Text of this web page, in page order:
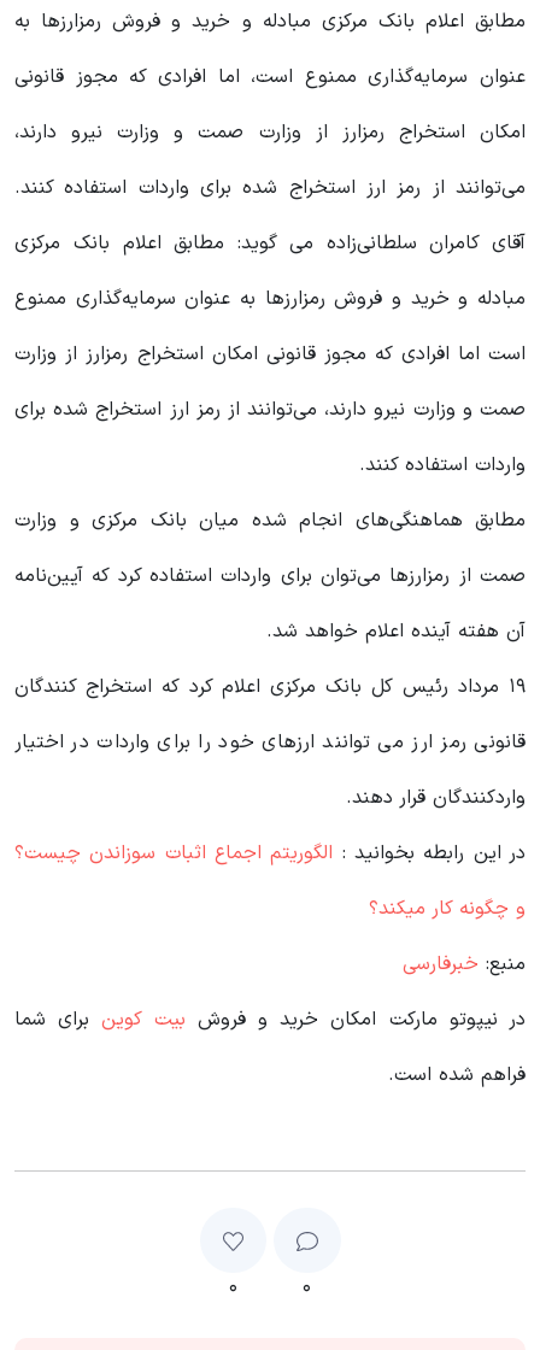
مطابق اعلام بانک مرکزی مبادله و خرید و فروش رمزارزها به
عنوان سرمایه‌گذاری ممنوع است، اما افرادی که مجوز قانونی
امکان استخراج رمزارز از وزارت صمت و وزارت نیرو دارند،
می‌توانند از رمز ارز استخراج شده برای واردات استفاده کنند.
آقای کامران سلطانی‌زاده می گوید: مطابق اعلام بانک مرکزی
مبادله و خرید و فروش رمزارزها به عنوان سرمایه‌گذاری ممنوع
است اما افرادی که مجوز قانونی امکان استخراج رمزارز از وزارت
صمت و وزارت نیرو دارند، می‌توانند از رمز ارز استخراج شده برای
واردات استفاده کنند.
مطابق هماهنگی‌های انجام شده میان بانک مرکزی و وزارت
صمت از رمزارزها می‌توان برای واردات استفاده کرد که آیین‌نامه
آن هفته آینده اعلام خواهد شد.
۱۹ مرداد رئیس کل بانک مرکزی اعلام کرد که استخراج کنندگان
قانونی رمز ارز می توانند ارزهای خود را برای واردات در اختیار
واردکنندگان قرار دهند.
در این رابطه بخوانید‌ : الگوریتم اجماع اثبات سوزاندن چیست؟
و چگونه کار میکند؟
منبع: خبرفارسی
در نیپوتو مارکت امکان خرید و فروش بیت کوینبرای شما
فراهم شده است.
۰ ۰